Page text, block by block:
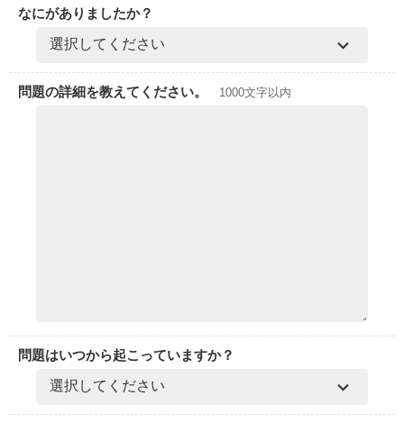
なにがありましたか？
問題の詳細を教えてください。 1000文字以内
問題はいつから起こっていますか？